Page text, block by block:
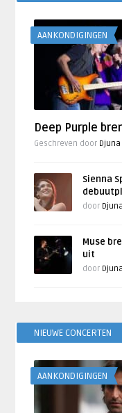
AANKONDIGINGEN
Deep Purple
Geschreven door
Sienna
door
Muse
uit
door
NIEUWE CONCERTEN
AANKONDIGINGEN